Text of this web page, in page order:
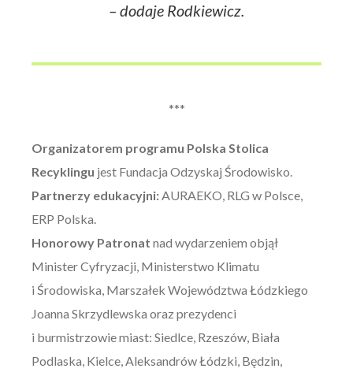
– dodaje Rodkiewicz.
***
Organizatorem programu Polska Stolica
Recyklingu jest Fundacja Odzyskaj Środowisko.
Partnerzy edukacyjni:AURAEKO, RLG w Polsce,
ERP Polska.
Honorowy Patronat nad wydarzeniem objął
Minister Cyfryzacji, Ministerstwo Klimatu
i Środowiska, Marszałek Województwa Łódzkiego
Joanna Skrzydlewska oraz prezydenci
i burmistrzowie miast: Siedlce, Rzeszów, Biała
Podlaska, Kielce, Aleksandrów Łódzki, Będzin,